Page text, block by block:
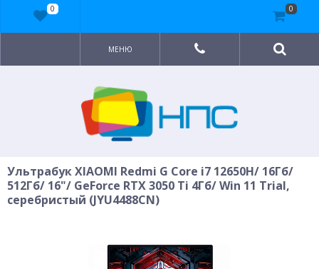
МЕНЮ
Ультрабук XIAOMI Redmi G Core i7 12650H/ 16Гб/
512Гб/ 16"/ GeForce RTX 3050 Ti 4Гб/ Win 11 Trial,
серебристый (JYU4488CN)
0 0